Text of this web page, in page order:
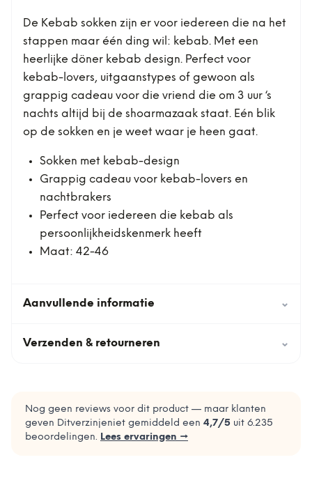
De Kebab sokken zijn er voor iedereen die na het
stappen maar één ding wil: kebab. Met een
heerlijke döner kebab design. Perfect voor
kebab-lovers, uitgaanstypes of gewoon als
grappig cadeau voor die vriend die om 3 uur ‘s
nachts altijd bij de shoarmazaak staat. Eén blik
op de sokken en je weet waar je heen gaat.
Sokken met kebab-design
Grappig cadeau voor kebab-lovers en
nachtbrakers
Perfect voor iedereen die kebab als
persoonlijkheidskenmerk heeft
Maat: 42-46
Aanvullende informatie ⌄
Verzenden & retourneren ⌄
Nog geen reviews voor dit product — maar klanten
geven Ditverzinjeniet gemiddeld een 4,7/5 uit 6.235
beoordelingen. Lees ervaringen →